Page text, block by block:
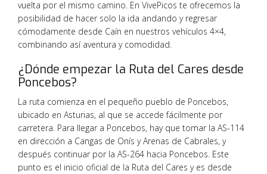
vuelta por el mismo camino. En VivePicos te ofrecemos la
posibilidad de hacer solo la ida andando y regresar
cómodamente desde Caín en nuestros vehículos 4×4,
combinando así aventura y comodidad.
¿Dónde empezar la Ruta del Cares desde
Poncebos?
La ruta comienza en el pequeño pueblo de Poncebos,
ubicado en Asturias, al que se accede fácilmente por
carretera. Para llegar a Poncebos, hay que tomar la AS-114
en dirección a Cangas de Onís y Arenas de Cabrales, y
después continuar por la AS-264 hacia Poncebos. Este
punto es el inicio oficial de la Ruta del Cares y es desde